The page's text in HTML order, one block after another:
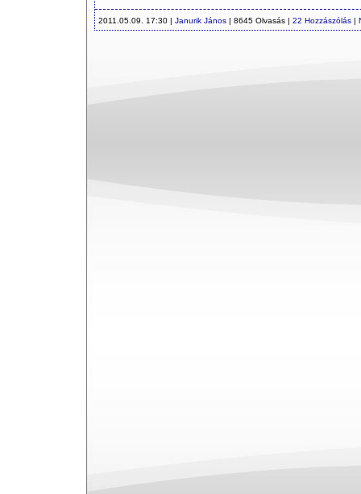
2011.05.09. 17:30 | Janurik János | 8645 Olvasás | 22 Hozzászólás |